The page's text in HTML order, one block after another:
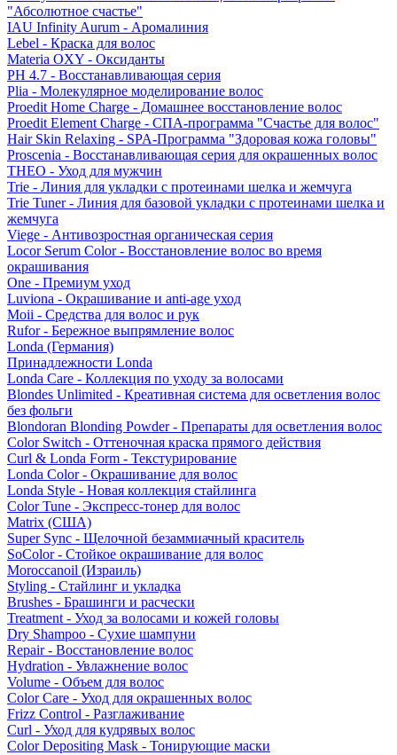
"Абсолютное счастье"
IAU Infinity Aurum - Аромалиния
Lebel - Краска для волос
Materia OXY - Оксиданты
PH 4.7 - Восстанавливающая серия
Plia - Молекулярное моделирование волос
Proedit Home Charge - Домашнее восстановление волос
Proedit Element Charge - СПА-программа "Счастье для волос"
Hair Skin Relaxing - SPA-Программа "Здоровая кожа головы"
Proscenia - Восстанавливающая серия для окрашенных волос
THEO - Уход для мужчин
Trie - Линия для укладки с протеинами шелка и жемчуга
Trie Tuner - Линия для базовой укладки с протеинами шелка и
жемчуга
Viege - Антивозростная органическая серия
Locor Serum Color - Восстановление волос во время
окрашивания
One - Премиум уход
Luviona - Окрашивание и anti-age уход
Moii - Средства для волос и рук
Rufor - Бережное выпрямление волос
Londa (Германия)
Принадлежности Londa
Londa Care - Коллекция по уходу за волосами
Blondes Unlimited - Креативная система для осветления волос
без фольги
Blondoran Blonding Powder - Препараты для осветления волос
Color Switch - Оттеночная краска прямого действия
Curl & Londa Form - Текстурирование
Londa Color - Окрашивание для волос
Londa Style - Новая коллекция стайлинга
Color Tune - Экспресс-тонер для волос
Matrix (США)
Super Sync - Щелочной безаммиачный краситель
SoColor - Стойкое окрашивание для волос
Moroccanoil (Израиль)
Styling - Стайлинг и укладка
Brushes - Брашинги и расчески
Treatment - Уход за волосами и кожей головы
Dry Shampoo - Сухие шампуни
Repair - Восстановление волос
Hydration - Увлажнение волос
Volume - Объем для волос
Color Care - Уход для окрашенных волос
Frizz Control - Разглаживание
Curl - Уход для кудрявых волос
Color Depositing Mask - Тонирующие маски